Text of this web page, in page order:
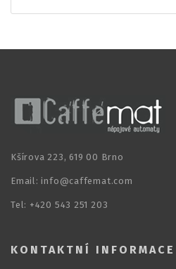
Kšírova 223, 619 00 Brno
Email: info@caffemat.com
Tel: +420 543 251 203
KONTAKTNÍ INFORMACE